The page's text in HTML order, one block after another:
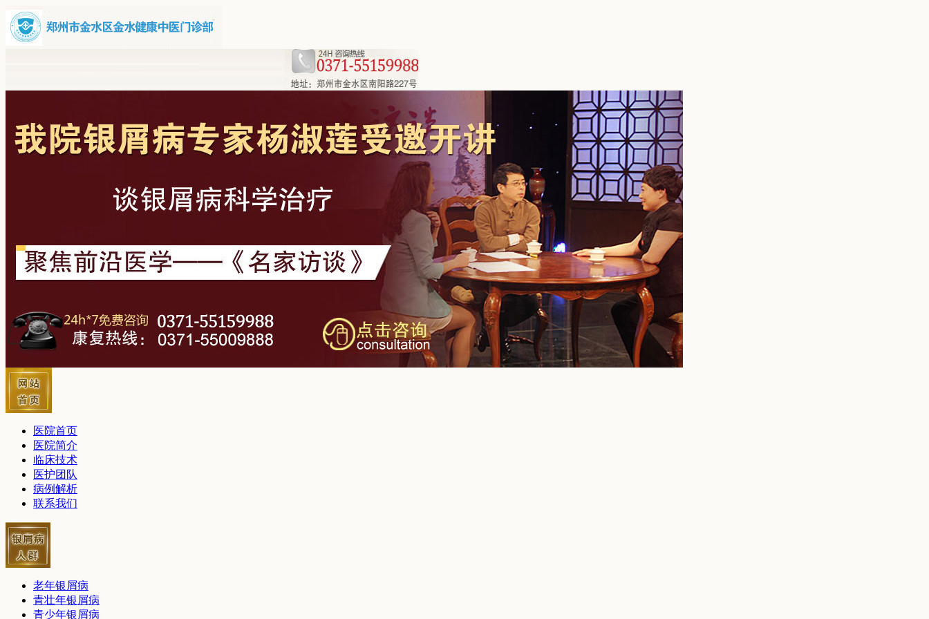
医院首页
医院简介
临床技术
医护团队
病例解析
联系我们
老年银屑病
青壮年银屑病
青少年银屑病